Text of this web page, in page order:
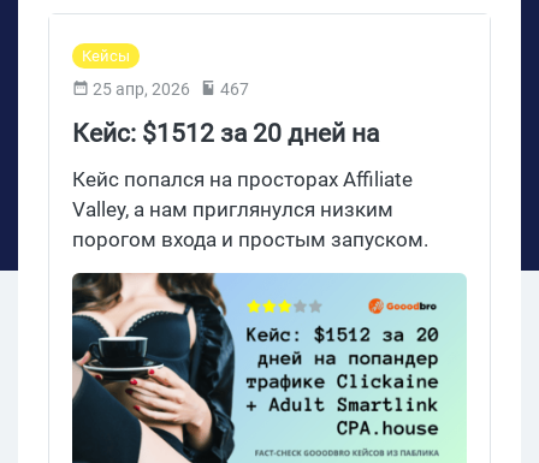
Кейсы
25 апр, 2026 467
Кейс: $1512 за 20 дней на
попандер трафике Clickaine,
Adult Smartlink CPA House
Кейс попался на просторах Affiliate
Valley, а нам приглянулся низким
порогом входа и простым запуском.
Анонимный байер крутит попандер с
оплатой за конверсии — что само по
себе уже редкость, потому что попандер
обычно живет на CPM. 20 дней, $862
расхода, 32К конверсий, $1512 выплат
— и UK с ROI 116% спокойно обогнала
США в собственном тесте автора. Все